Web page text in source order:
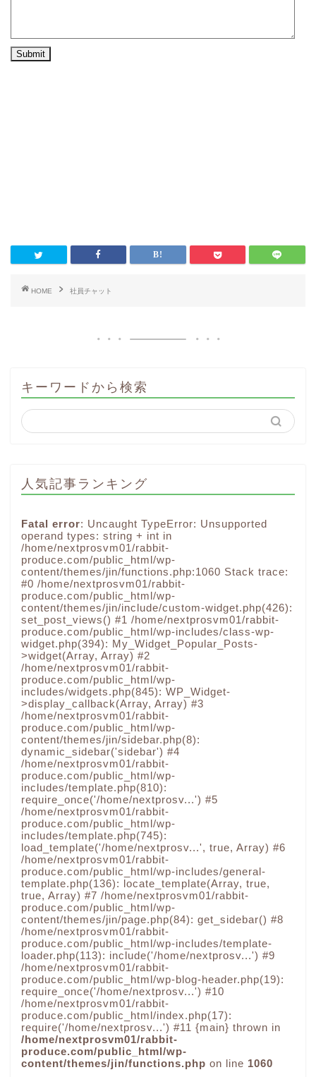
HOME 社員チャット
キーワードから検索
人気記事ランキング
Fatal error: Uncaught TypeError: Unsupported
operand types: string + int in
/home/nextprosvm01/rabbit-
produce.com/public_html/wp-
content/themes/jin/functions.php:1060 Stack trace:
#0 /home/nextprosvm01/rabbit-
produce.com/public_html/wp-
content/themes/jin/include/custom-widget.php(426):
set_post_views() #1 /home/nextprosvm01/rabbit-
produce.com/public_html/wp-includes/class-wp-
widget.php(394): My_Widget_Popular_Posts-
>widget(Array, Array) #2
/home/nextprosvm01/rabbit-
produce.com/public_html/wp-
includes/widgets.php(845): WP_Widget-
>display_callback(Array, Array) #3
/home/nextprosvm01/rabbit-
produce.com/public_html/wp-
content/themes/jin/sidebar.php(8):
dynamic_sidebar('sidebar') #4
/home/nextprosvm01/rabbit-
produce.com/public_html/wp-
includes/template.php(810):
require_once('/home/nextprosv...') #5
/home/nextprosvm01/rabbit-
produce.com/public_html/wp-
includes/template.php(745):
load_template('/home/nextprosv...', true, Array) #6
/home/nextprosvm01/rabbit-
produce.com/public_html/wp-includes/general-
template.php(136): locate_template(Array, true,
true, Array) #7 /home/nextprosvm01/rabbit-
produce.com/public_html/wp-
content/themes/jin/page.php(84): get_sidebar() #8
/home/nextprosvm01/rabbit-
produce.com/public_html/wp-includes/template-
loader.php(113): include('/home/nextprosv...') #9
/home/nextprosvm01/rabbit-
produce.com/public_html/wp-blog-header.php(19):
require_once('/home/nextprosv...') #10
/home/nextprosvm01/rabbit-
produce.com/public_html/index.php(17):
require('/home/nextprosv...') #11 {main} thrown in
/home/nextprosvm01/rabbit-
produce.com/public_html/wp-
content/themes/jin/functions.php on line 1060